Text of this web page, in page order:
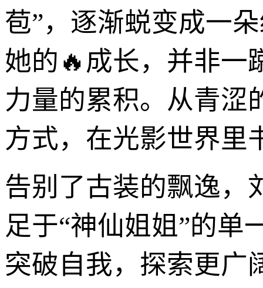
苞”，逐渐蜕变成一
她的🔥成长，并非一
力量的累积。从青涩
方式，在光影世界里
告别了古装的飘逸，
足于“神仙姐姐”的单
突破自我，探索更广